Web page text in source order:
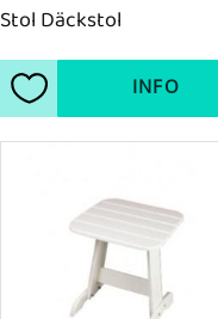
Stol Däckstol
Lägg till i favoriter
INFO